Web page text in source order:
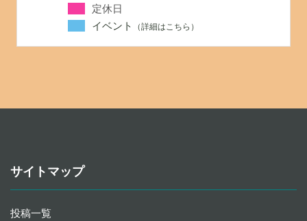
定休日
イベント
サイトマップ
投稿一覧